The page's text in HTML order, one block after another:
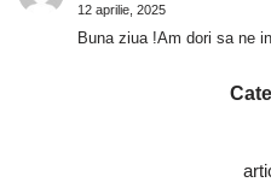
12 aprilie, 2025
Buna ziua !Am dori sa ne